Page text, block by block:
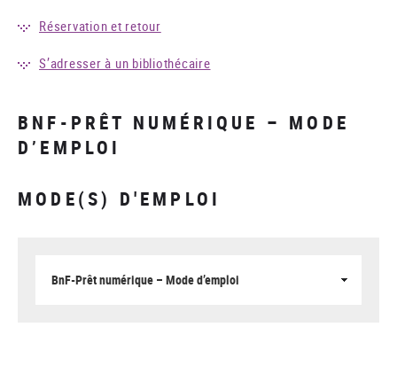
Réservation et retour
S’adresser à un bibliothécaire
BNF-PRÊT NUMÉRIQUE – MODE
D’EMPLOI
MODE(S) D'EMPLOI